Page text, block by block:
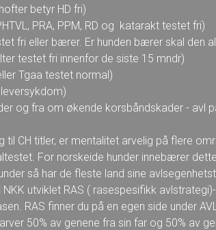
betyr HD fri)
PPM, RD og katarakt testet fri)
bærer. Er hunden bærer skal den
fri innenfor de siste 15 mndr)
testet normal)
og fra om økende korsbåndskader - avl
til CH titler, er mentalitet arvelig på flere
For norskeide hunder innebærer
så har de fleste land sine
utviklet RAS ( rasespesifikk
RAS finner du på en egen side under
50% av genene fra sin far og 50% av